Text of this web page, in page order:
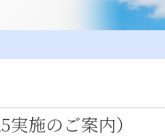
施のご案内）